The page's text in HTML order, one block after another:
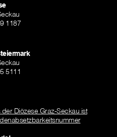
1187
5111
Diözese Graz-Seckau ist